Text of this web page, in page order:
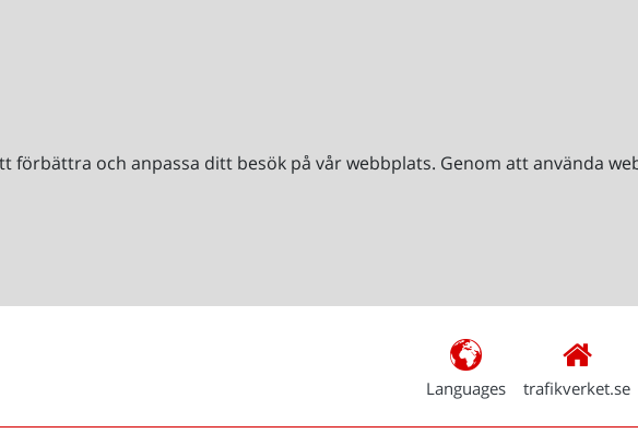
förbättra och anpassa ditt besök på vår webbplats. Genom att använda
Languages trafikverket.se